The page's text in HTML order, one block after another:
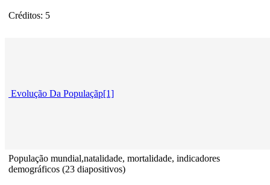
Créditos: 5
Evolução Da Populaçãp[1]
População mundial,natalidade, mortalidade, indicadores
demográficos (23 diapositivos)